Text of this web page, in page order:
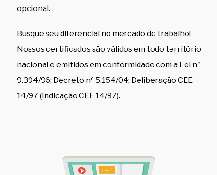
opcional.
Busque seu diferencial no mercado de trabalho!
Nossos certificados são válidos em todo território
nacional e emitidos em conformidade com a Lei nº
9.394/96; Decreto nº 5.154/04; Deliberação CEE
14/97 (Indicação CEE 14/97).